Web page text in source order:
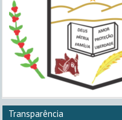
Transparência